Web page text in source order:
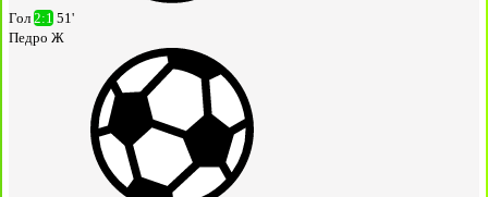
Гол 2:1 51'
Педро Ж